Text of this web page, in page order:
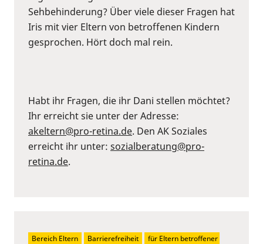
Sehbehinderung? Über viele dieser Fragen hat
Iris mit vier Eltern von betroffenen Kindern
gesprochen. Hört doch mal rein.
Habt ihr Fragen, die ihr Dani stellen möchtet?
Ihr erreicht sie unter der Adresse:
akeltern@pro-retina.de. Den AK Soziales
erreicht ihr unter: sozialberatung@pro-
retina.de.
Bereich Eltern Barrierefreiheit
für Eltern betroffener